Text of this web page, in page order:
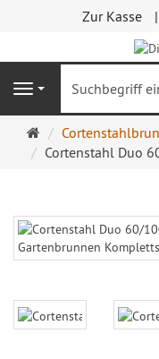
Zur Kasse
Navigation
Startseite
Cortenstahl Duo